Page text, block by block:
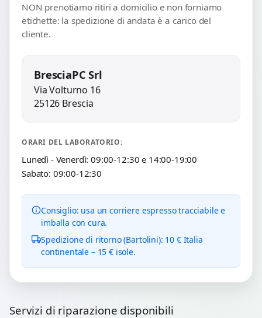
NON prenotiamo ritiri a domicilio e non forniamo
etichette: la spedizione di andata è a carico del
cliente.
BresciaPC Srl
Via Volturno 16
25126 Brescia
ORARI DEL LABORATORIO:
Lunedì - Venerdì: 09:00-12:30 e 14:00-19:00
Sabato: 09:00-12:30
Consiglio: usa un corriere espresso tracciabile e
imballa con cura.
Spedizione di ritorno (Bartolini): 10 € Italia
continentale – 15 € isole.
Servizi di riparazione disponibili